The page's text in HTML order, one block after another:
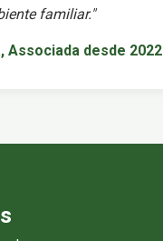
familiar."
Associada desde 2022